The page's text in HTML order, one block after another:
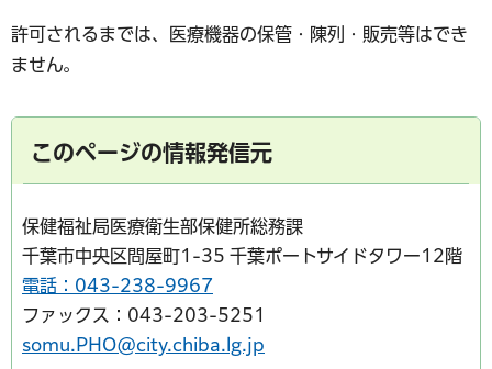
許可されるまでは、医療機器の保管・陳列・販売等はでき
ません。
このページの情報発信元
保健福祉局医療衛生部保健所総務課
千葉市中央区問屋町1-35 千葉ポートサイドタワー12階
電話：043-238-9967
ファックス：043-203-5251
somu.PHO@city.chiba.lg.jp